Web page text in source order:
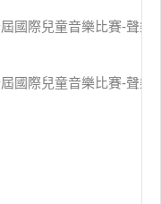
國際兒童音樂比賽-聲樂
國際兒童音樂比賽-聲樂